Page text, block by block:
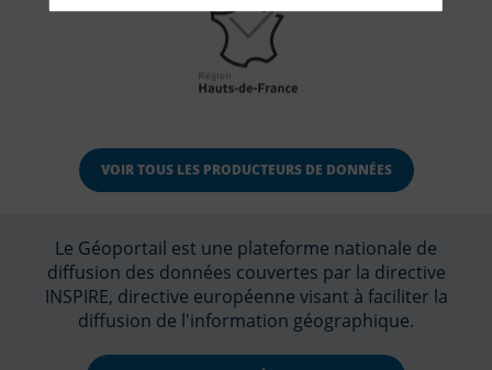
VOIR TOUS LES PRODUCTEURS DE DONNÉES
Le Géoportail est une plateforme nationale de
diffusion des données couvertes par la directive
INSPIRE, directive européenne visant à faciliter la
diffusion de l'information géographique.